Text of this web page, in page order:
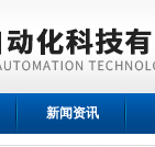
新闻资讯